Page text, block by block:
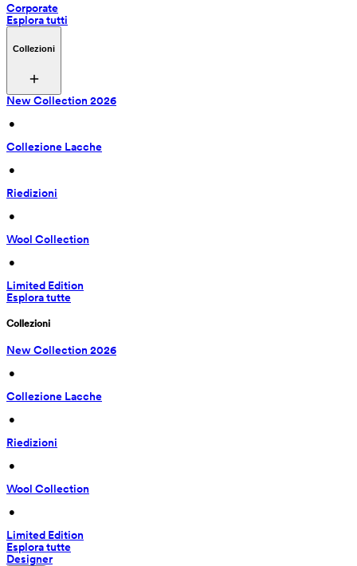
Corporate
Esplora tutti
Collezioni
New Collection 2026
•
Collezione Lacche
•
Riedizioni
•
Wool Collection
•
Limited Edition
Esplora tutte
Collezioni
New Collection 2026
•
Collezione Lacche
•
Riedizioni
•
Wool Collection
•
Limited Edition
Esplora tutte
Designer